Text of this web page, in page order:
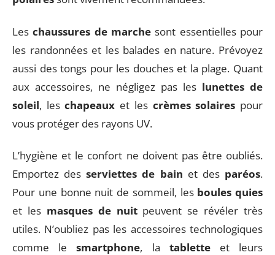
Leschaussures de marche sont essentielles pour
les randonnées et les balades en nature. Prévoyez
aussi des tongs pour les douches et la plage. Quant
aux accessoires, ne négligez pas les lunettes de
soleil, leschapeaux et les crèmes solaires pour
vous protéger des rayons UV.
L’hygiène et le confort ne doivent pas être oubliés.
Emportez desserviettes de bain et des paréos.
Pour une bonne nuit de sommeil, les boules quies
et les masques de nuitpeuvent se révéler très
utiles. N’oubliez pas les accessoires technologiques
comme lesmartphone, la tabletteet leurs